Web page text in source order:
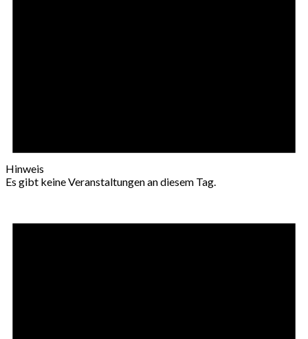
Hinweis
Es gibt keine Veranstaltungen an diesem Tag.